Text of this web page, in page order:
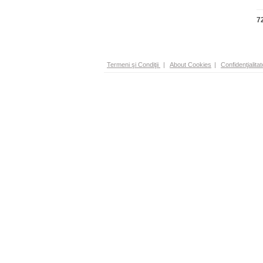
Termeni şi Condiţii | About Cookies |